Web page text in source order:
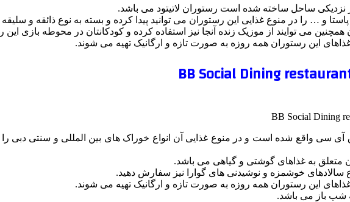
نزدیکی ساحل ساخته شده است رستوران لاتیتود می باشد.
و … را در منوع غذایی این رستوران می توانید پیدا کرده و بسته به نوع ذائقه و
می توایند از موزیک زنده آنجا نیز استفاده کرده و کودکانتان در محوطه بازی این
این رستوران همه روزه به صورت تازه و ارگانیک تهیه می شوند.
واقع شده است و در منوع غذایی آن انواع خوراک های بین المللی و سنتی دبی را می
به غذاهای گوشتی و گیاهی می باشد.
سالادهای خوشمزه و نوشیدنی های گوارا نیز سفارش دهید.
این رستوران همه روزه به صورت تازه و ارگانیک تهیه می شوند.